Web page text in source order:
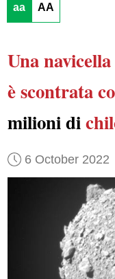
aa AA
Una
è scontrata
milioni di
6 October 2022